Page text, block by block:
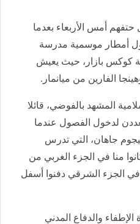
لايقل عن 5 أطفال حتفهم أمس الأربعاء بعدما
أمطار موسمية مدرسة
كوكس بازار، حيث يعيش
الفارين من ميانمار.
المشهد بالفوضي، قائلا
لدخول الفصول عندما
جاهان، التي تدرس
منا في الجزء الغربي من
في الجزء الشرقي دفنوا أسفل
والدفاع المدني